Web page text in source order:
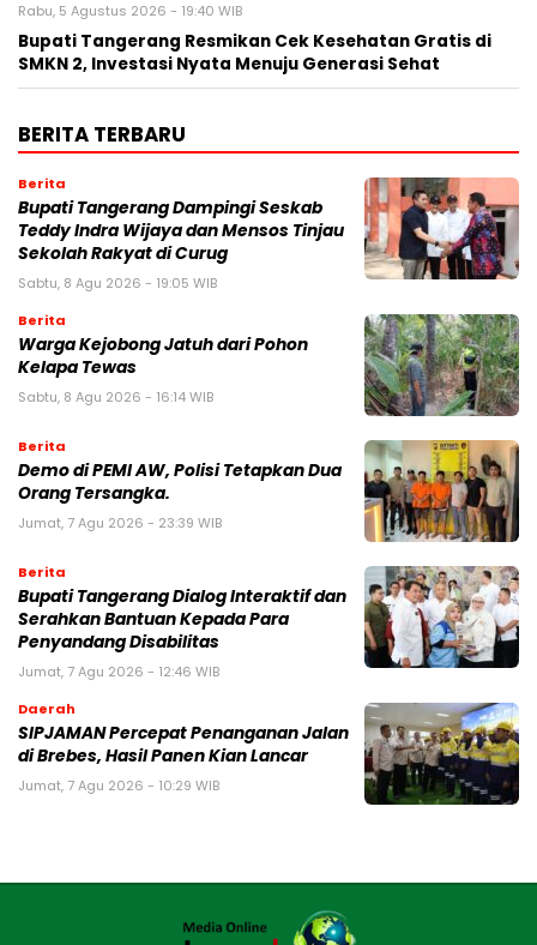
Rabu, 5 Agustus 2026 - 19:40 WIB
‎Bupati Tangerang Resmikan Cek Kesehatan Gratis di
SMKN 2, Investasi Nyata Menuju Generasi Sehat
BERITA TERBARU
Berita
Bupati Tangerang Dampingi Seskab
Teddy Indra Wijaya dan Mensos Tinjau
Sekolah Rakyat di Curug
Sabtu, 8 Agu 2026 - 19:05 WIB
Berita
Warga Kejobong Jatuh dari Pohon
Kelapa Tewas
Sabtu, 8 Agu 2026 - 16:14 WIB
Berita
Demo di PEMI AW, Polisi Tetapkan Dua
Orang Tersangka.
Jumat, 7 Agu 2026 - 23:39 WIB
Berita
Bupati Tangerang Dialog Interaktif dan
Serahkan Bantuan Kepada Para
Penyandang Disabilitas
Jumat, 7 Agu 2026 - 12:46 WIB
Daerah
SIPJAMAN Percepat Penanganan Jalan
di Brebes, Hasil Panen Kian Lancar
Jumat, 7 Agu 2026 - 10:29 WIB